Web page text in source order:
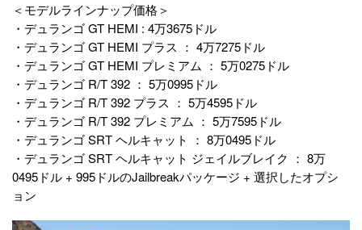
＜モデルラインナップ価格＞
・デュランゴ GT HEMI : 4万3675ドル
・デュランゴ GT HEMI プラス ： 4万7275ドル
・デュランゴ GT HEMI プレミアム ： 5万0275ドル
・デュランゴ R/T 392 ： 5万0995ドル
・デュランゴ R/T 392 プラス ： 5万4595ドル
・デュランゴ R/T 392 プレミアム ： 5万7595ドル
・デュランゴ SRT ヘルキャット ： 8万0495ドル
・デュランゴ SRT ヘルキャット ジェイルブレイク ： 8万
0495ドル + 995ドルのJailbreakパッケージ + 選択したオプシ
ョン